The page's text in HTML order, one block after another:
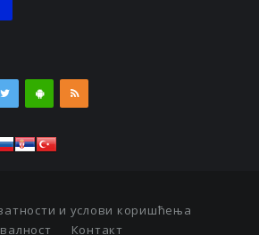
и услови коришћења
Контакт